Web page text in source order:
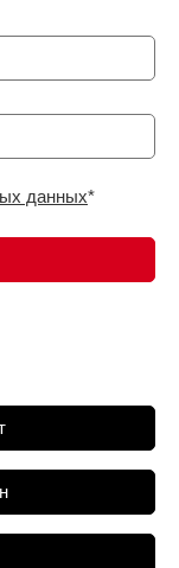
данных*